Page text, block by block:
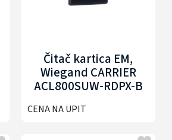
Čitač kartica EM,
Wiegand CARRIER
ACL800SUW-RDPX-B
CENA NA UPIT